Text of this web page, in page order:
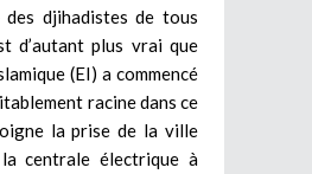
des djihadistes de tous
d’autant plus vrai que
(EI) a commencé
racine dans ce
la prise de la ville
centrale électrique à